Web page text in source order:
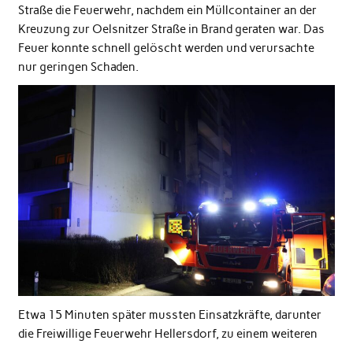
Straße die Feuerwehr, nachdem ein Müllcontainer an der
Kreuzung zur Oelsnitzer Straße in Brand geraten war. Das
Feuer konnte schnell gelöscht werden und verursachte
nur geringen Schaden.
Etwa 15 Minuten später mussten Einsatzkräfte, darunter
die Freiwillige Feuerwehr Hellersdorf, zu einem weiteren